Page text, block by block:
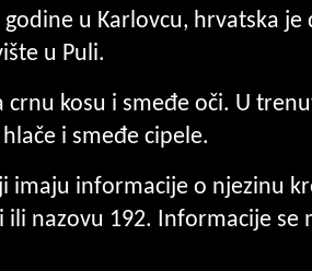
u Karlovcu, hrvatska
u Puli.
crnu kosu i smeđe oči. U
i smeđe cipele.
imaju informacije o njezinu
nazovu 192. Informacije se